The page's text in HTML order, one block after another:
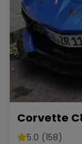
Corvette
5.0 (158)